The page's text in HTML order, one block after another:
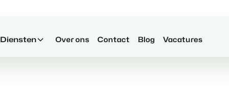
Diensten Over ons Contact Blog Vacatures